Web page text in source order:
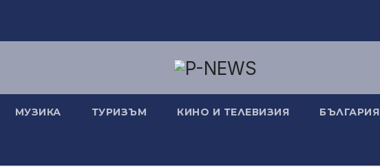
МУЗИКА ТУРИЗЪМ КИНО И ТЕЛЕВИЗИЯ БЪЛГАРИЯ